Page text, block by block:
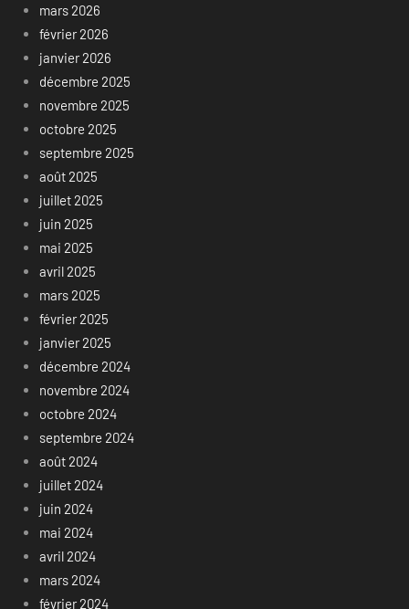
mars 2026
février 2026
janvier 2026
décembre 2025
novembre 2025
octobre 2025
septembre 2025
août 2025
juillet 2025
juin 2025
mai 2025
avril 2025
mars 2025
février 2025
janvier 2025
décembre 2024
novembre 2024
octobre 2024
septembre 2024
août 2024
juillet 2024
juin 2024
mai 2024
avril 2024
mars 2024
février 2024